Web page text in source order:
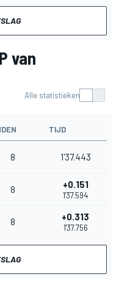
van
Alle statistieken
TIJD
8 1'37.443
8 +0.151
1'37.594
8 +0.313
1'37.756